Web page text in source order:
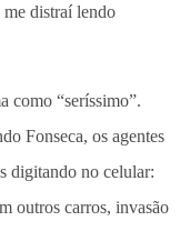
me distraí lendo
como “seríssimo”.
Fonseca, os agentes
digitando no celular:
outros carros, invasão